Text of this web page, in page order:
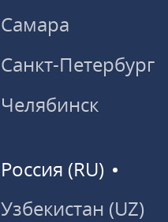
Самара
Санкт-Петербург
Челябинск
Россия (RU)
Узбекистан (UZ)